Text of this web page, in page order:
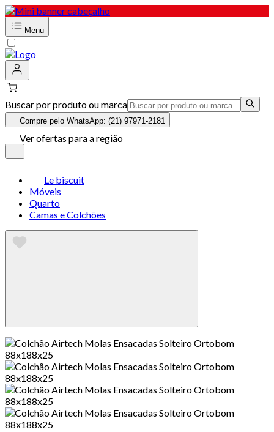
Menu
Buscar por produto ou marca
Compre pelo WhatsApp: (21) 97971-2181
Ver ofertas para a região
Le biscuit
Móveis
Quarto
Camas e Colchões